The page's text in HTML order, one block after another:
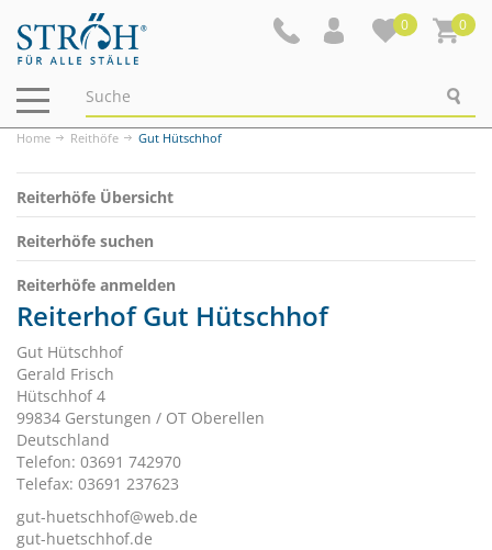
0 0
Navigation
ein-/ausblenden
Home Reithöfe Gut Hütschhof
Reiterhöfe Übersicht
Reiterhöfe suchen
Reiterhöfe anmelden
Reiterhof Gut Hütschhof
Gut Hütschhof
Gerald Frisch
Hütschhof 4
99834 Gerstungen / OT Oberellen
Deutschland
Telefon: 03691 742970
Telefax: 03691 237623
gut-huetschhof@web.de
gut-huetschhof.de